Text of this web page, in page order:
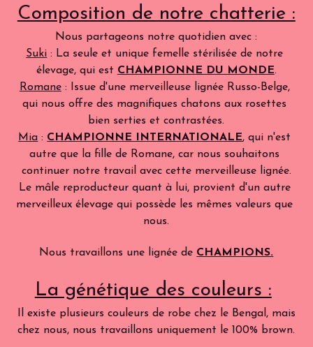
Composition de notre chatterie :
Nous partageons notre quotidien avec :
Suki : La seule et unique femelle stérilisée de notre
élevage, qui est CHAMPIONNE DU MONDE.
Romane : Issue d'une merveilleuse lignée Russo-Belge,
qui nous offre des magnifiques chatons aux rosettes
bien serties et contrastées.
Mia : CHAMPIONNE INTERNATIONALE, qui n'est
autre que la fille de Romane, car nous souhaitons
continuer notre travail avec cette merveilleuse lignée.
Le mâle reproducteur quant à lui, provient d'un autre
merveilleux élevage qui possède les mêmes valeurs que
nous.
Nous travaillons une lignée de CHAMPIONS.
La génétique des couleurs :
chez nous, nous travaillons uniquement le 100% brown.